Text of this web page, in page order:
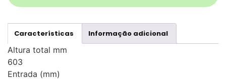
Características Informação adicional
Altura total mm
603
Entrada (mm)